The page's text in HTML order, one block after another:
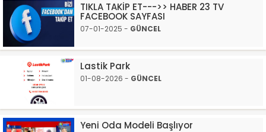
TIKLA TAKİP ET--->> HABER 23 TV
FACEBOOK SAYFASI
07-01-2025 - GÜNCEL
Lastik Park
01-08-2026 - GÜNCEL
Yeni Oda Modeli Başlıyor